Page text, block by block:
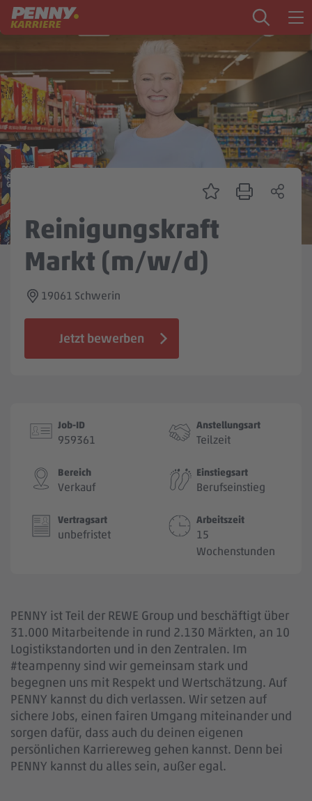
Zum Inhalt springen
Startseite
PENNY als Arbeitgeber
Ausbildung
Zentrale & Vertrieb
Mein Kandidat:innenprofil
Jobbörse
Reinigungskraft
Markt (m/w/d)
19061 Schwerin
Jetzt bewerben
Job-ID
959361
Anstellungsart
Teilzeit
Bereich
Verkauf
Einstiegsart
Berufseinstieg
Vertragsart
unbefristet
Arbeitszeit
15
Wochenstunden
PENNY ist Teil der REWE Group und beschäftigt über
31.000 Mitarbeitende in rund 2.130 Märkten, an 10
Logistikstandorten und in den Zentralen. Im
#teampenny sind wir gemeinsam stark und
begegnen uns mit Respekt und Wertschätzung. Auf
PENNY kannst du dich verlassen. Wir setzen auf
sichere Jobs, einen fairen Umgang miteinander und
sorgen dafür, dass auch du deinen eigenen
persönlichen Karriereweg gehen kannst. Denn bei
PENNY kannst du alles sein, außer egal.